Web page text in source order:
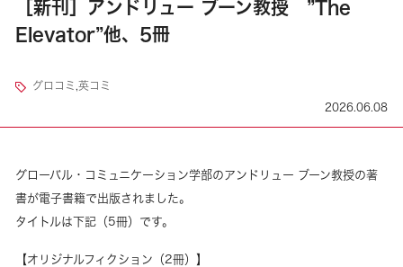
［新刊］アンドリュー ブーン教授 ”The
Elevator”他、5冊
グロコミ ,英コミ
2026.06.08
グローバル・コミュニケーション学部のアンドリュー ブーン教授の著
書が電子書籍で出版されました。
タイトルは下記（5冊）です。
【オリジナルフィクション（2冊）】